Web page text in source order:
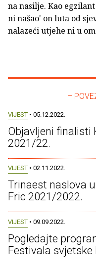
na nasilje. Kao
ni našao' on luta od
nalazeći utjehe ni u
–
VIJEST • 05.12.2022.
Objavljeni finalisti
2021/22.
VIJEST • 02.11.2022.
Trinaest naslova
Fric 2021/2022.
VIJEST • 09.09.2022.
Pogledajte
Festivala